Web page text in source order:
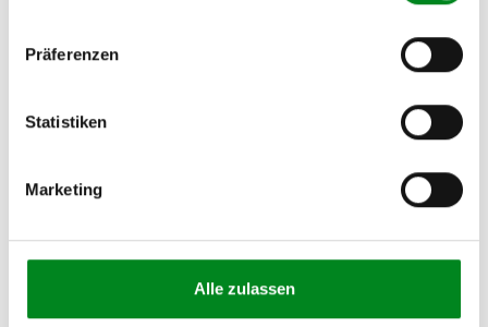
Präferenzen
Statistiken
Marketing
Alle zulassen
Artikel-Nr.: AT435353
149,00 €
Austauschteil, Kaution: 50,00 €
Reduziert